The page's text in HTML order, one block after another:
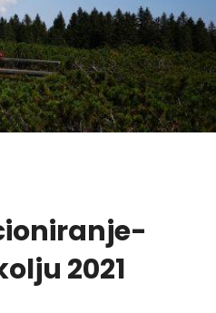
2021